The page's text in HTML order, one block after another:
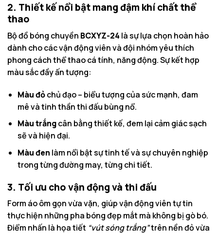
2. Thiết kế nổi bật mang đậm khí chất thể
thao
Bộ đồ bóng chuyền BCXYZ-24 là sự lựa chọn hoàn hảo
dành cho các vận động viên và đội nhóm yêu thích
phong cách thể thao cá tính, năng động. Sự kết hợp
màu sắc đầy ấn tượng:
Màu đỏchủ đạo – biểu tượng của sức mạnh, đam
mê và tinh thần thi đấu bùng nổ.
Màu trắngcân bằng thiết kế, đem lại cảm giác sạch
sẽ và hiện đại.
Màu đen làm nổi bật sự tinh tế và sự chuyên nghiệp
trong từng đường may, từng chi tiết.
3. Tối ưu cho vận động và thi đấu
Form áo ôm gọn vừa vặn, giúp vận động viên tự tin
thực hiện những pha bóng đẹp mắt mà không bị gò bó.
Điểm nhấn là họa tiết “vút sóng trắng”trên nền đỏ vừa